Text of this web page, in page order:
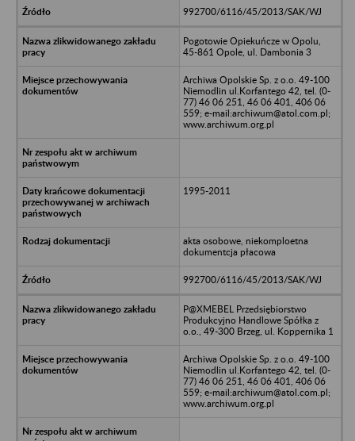
992700/6116/45/2013/SAK/WJ
Pogotowie Opiekuńcze w Opolu,
45-861 Opole, ul. Dambonia 3
Archiwa Opolskie Sp. z o.o. 49-100
Niemodlin ul.Korfantego 42, tel. (0-
77) 46 06 251, 46 06 401, 406 06
559; e-mail:archiwum@atol.com.pl;
www.archiwum.org.pl
1995-2011
akta osobowe, niekomploetna
dokumentcja płacowa
992700/6116/45/2013/SAK/WJ
P@XMEBEL Przedsiębiorstwo
Produkcyjno Handlowe Spółka z
o.o., 49-300 Brzeg, ul. Koppernika 1
Archiwa Opolskie Sp. z o.o. 49-100
Niemodlin ul.Korfantego 42, tel. (0-
77) 46 06 251, 46 06 401, 406 06
559; e-mail:archiwum@atol.com.pl;
www.archiwum.org.pl